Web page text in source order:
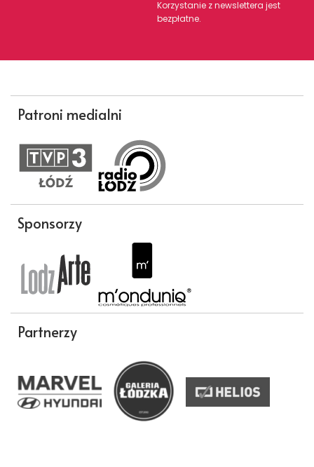
Korzystanie z newslettera jest
bezpłatne.
Patroni medialni
Sponsorzy
Partnerzy